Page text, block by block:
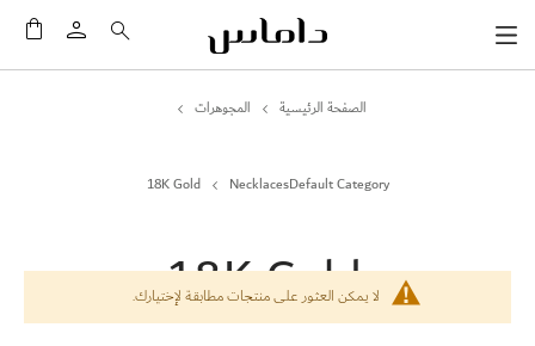
الصفحة الرئيسية المجوهرات
NecklacesDefault Category
18K Gold
18K Gold
لا يمكن العثور على منتجات مطابقة لإختيارك.